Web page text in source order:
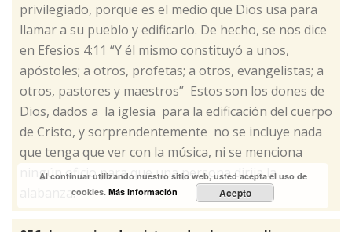
privilegiado, porque es el medio que Dios usa para
llamar a su pueblo y edificarlo. De hecho, se nos dice
en Efesios 4:11 “Y él mismo constituyó a unos,
apóstoles; a otros, profetas; a otros, evangelistas; a
otros, pastores y maestros” Estos son los dones de
Dios, dados a la iglesia para la edificación del cuerpo
de Cristo, y sorprendentemente no se incluye nada
que tenga que ver con la música, ni se menciona
ningún oficio para que una persona dirija la
alabanza.
Al continuar utilizando nuestro sitio web, usted acepta el uso de
cookies.Más información Acepto